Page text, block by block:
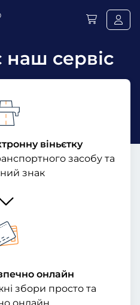
сервіс
віньєтку
засобу та
знак
онлайн
збори просто та